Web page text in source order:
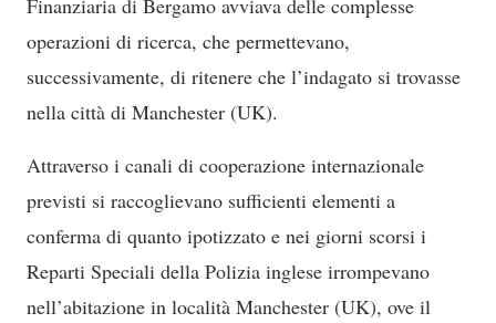
operazioni di ricerca, che permettevano,
successivamente, di ritenere che l’indagato si trovasse
nella città di Manchester (UK).
Attraverso i canali di cooperazione internazionale
previsti si raccoglievano sufficienti elementi a
conferma di quanto ipotizzato e nei giorni scorsi i
Reparti Speciali della Polizia inglese irrompevano
nell’abitazione in località Manchester (UK), ove il